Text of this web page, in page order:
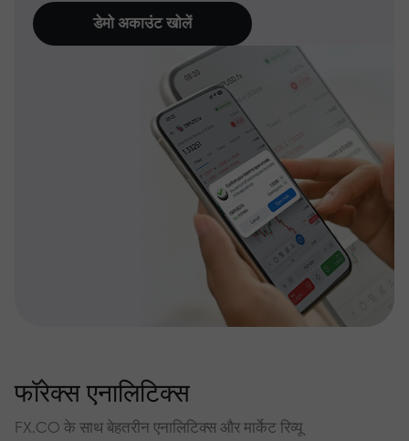
डेमो अकाउंट खोलें
फॉरेक्स एनालिटिक्स
FX.CO के साथ बेहतरीन एनालिटिक्स और मार्केट रिव्यू